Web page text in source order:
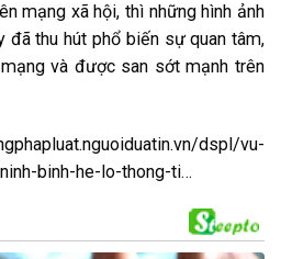
mạng xã hội, thì nhữnghình ảnh
đãthu hút phổ biếnsự quan tâm,
và được san sớtmạnh trên
dspl/vu-
binh-he-lo-thong-ti…